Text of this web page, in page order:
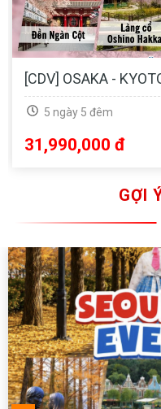
[CDV] OSAKA -
5 ngày 5 đêm
31,990,000 đ
GỢI